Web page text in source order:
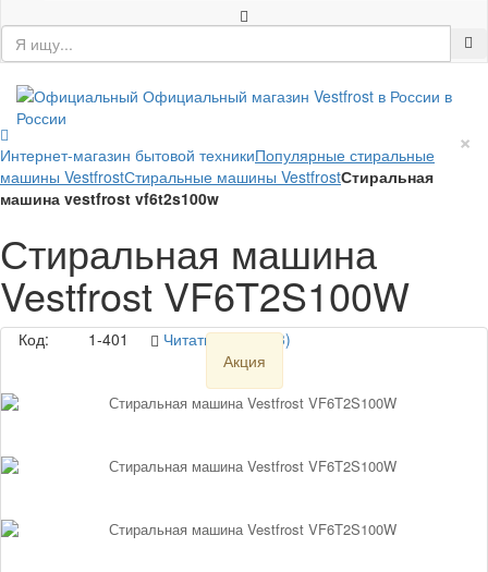
×
Интернет-магазин бытовой техникиПопулярные стиральные
машины VestfrostСтиральные машины VestfrostСтиральная
машина vestfrost vf6t2s100w
Стиральная машина
Vestfrost VF6T2S100W
Код: 1-401
Читать отзывы (3)
Акция